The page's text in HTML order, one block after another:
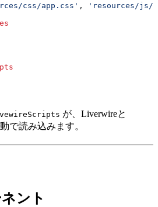
css/app.css' ,
'resources/js/
が、Liverwireと
で読み込みます。
ント